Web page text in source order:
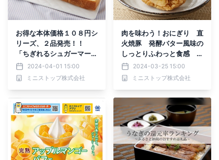
お得な本体価格１０８円シ
リーズ、２品発売！！
「ちぎれるシュガーマーガ
リンブレッド」「たまご＆
ケチャップ」４月２日
（火）新発売
2024-04-01 15:00
ミニストップ株式会社
肉を味わう！おにぎり 直
火焼豚 発酵バター風味の
しっとりふわっと食感 ク
リームパンケーキ メープ
ル＆ホイップ３月２６日
（火）新発売
2024-03-25 15:00
ミニストップ株式会社